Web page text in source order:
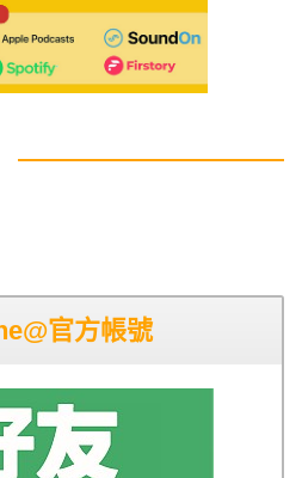
官方帳號